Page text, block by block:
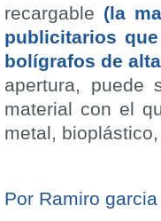
recargable (la
publicitarios
bolígrafos de
apertura, puede
material con el
metal,
Por Ramiro garcia